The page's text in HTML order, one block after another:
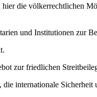
die völkerrechtlichen
und Institutionen zur
zur friedlichen
internationale Sicherheit